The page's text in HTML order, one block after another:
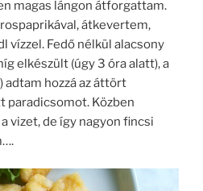
magas lángon átforgattam.
átkevertem,
vízzel. Fedő nélkül alacsony
elkészült (úgy 3 óra alatt), a
adtam hozzá az áttört
paradicsomot. Közben
vizet, de így nagyon fincsi